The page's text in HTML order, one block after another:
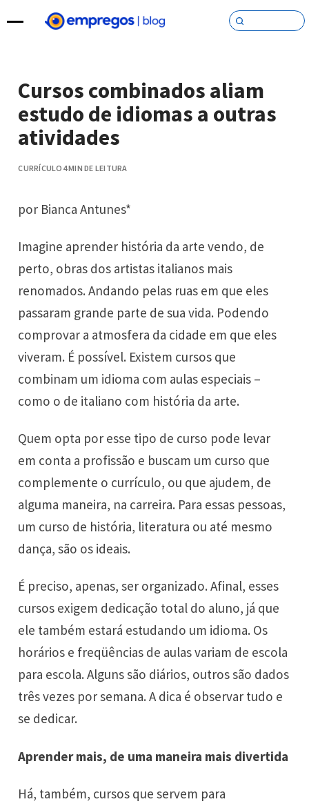
Pular para o conteúdo
Cursos combinados aliam
estudo de idiomas a outras
atividades
CURRÍCULO 4 MIN DE LEITURA
por Bianca Antunes*
Imagine aprender história da arte vendo, de
perto, obras dos artistas italianos mais
renomados. Andando pelas ruas em que eles
passaram grande parte de sua vida. Podendo
comprovar a atmosfera da cidade em que eles
viveram. É possível. Existem cursos que
combinam um idioma com aulas especiais –
como o de italiano com história da arte.
Quem opta por esse tipo de curso pode levar
em conta a profissão e buscam um curso que
complemente o currículo, ou que ajudem, de
alguma maneira, na carreira. Para essas pessoas,
um curso de história, literatura ou até mesmo
dança, são os ideais.
É preciso, apenas, ser organizado. Afinal, esses
cursos exigem dedicação total do aluno, já que
ele também estará estudando um idioma. Os
horários e freqüências de aulas variam de escola
para escola. Alguns são diários, outros são dados
três vezes por semana. A dica é observar tudo e
se dedicar.
Aprender mais, de uma maneira mais divertida
Há, também, cursos que servem para